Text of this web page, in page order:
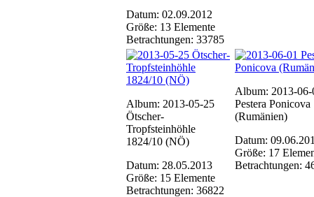
Datum: 02.09.2012
Größe: 13 Elemente
Betrachtungen: 33785
Album: 2013-05-25
Ötscher-
Tropfsteinhöhle
1824/10 (NÖ)
Datum: 28.05.2013
Größe: 15 Elemente
Betrachtungen: 36822
Album: 2013-06-
Pestera Ponicova
(Rumänien)
Datum:
Größe: 17
Betrachtungen: